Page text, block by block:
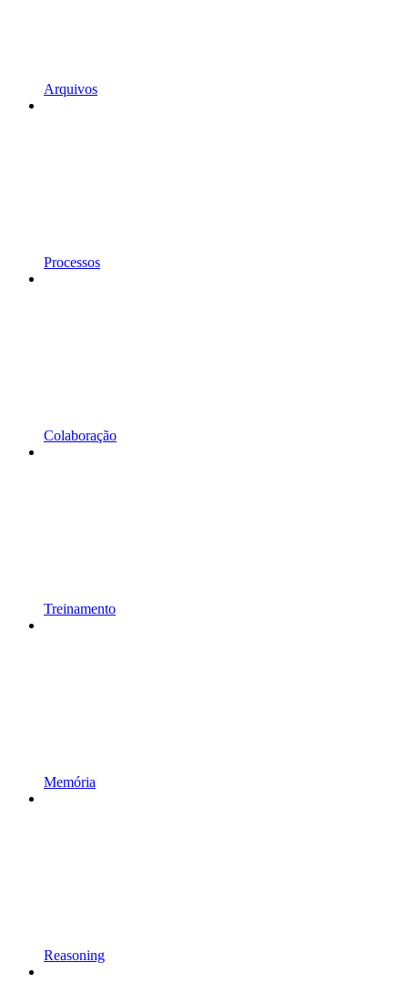
Arquivos
Processos
Colaboração
Treinamento
Memória
Reasoning